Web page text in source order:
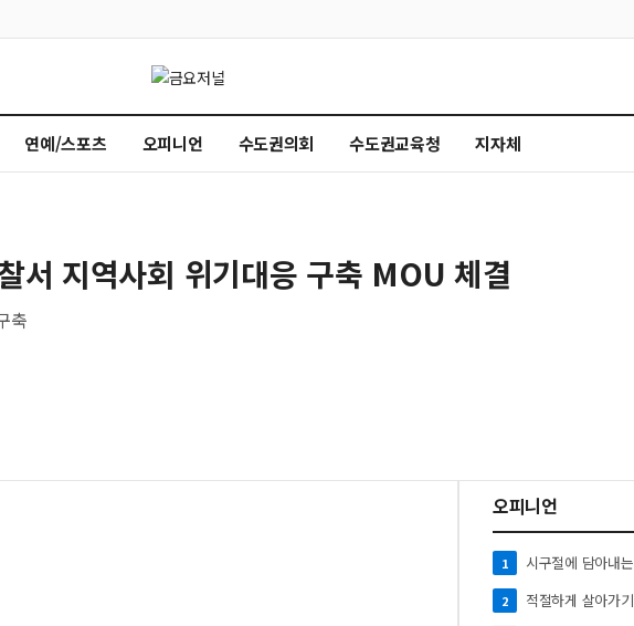
연예/스포츠 오피니언 수도권의회 수도권교육청 지자체
서 지역사회 위기대응 구축 MOU 체결
축
오피니언
1
2 적절하게 살아가기